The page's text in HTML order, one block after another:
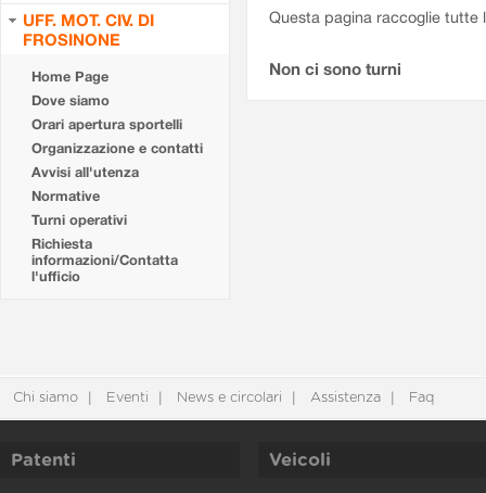
UFF. MOT. CIV. DI
FROSINONE
Home Page
Dove siamo
Orari apertura sportelli
Organizzazione e contatti
Avvisi all'utenza
Normative
Turni operativi
Richiesta
informazioni/Contatta
l'ufficio
Questa pagina raccoglie tutte
Non ci sono turni
Chi siamo Eventi News e circolari Assistenza Faq
Patenti Veicoli